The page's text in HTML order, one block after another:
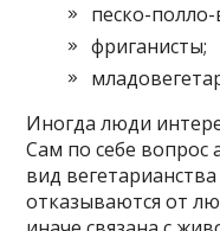
песко-
фриганисты;
Иногда люди
Сам по себе вопрос
вид
отказываются от